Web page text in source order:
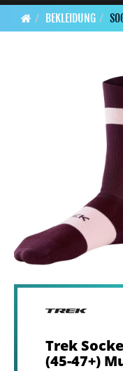
BEKLEIDUNG
Trek
(45-47+)